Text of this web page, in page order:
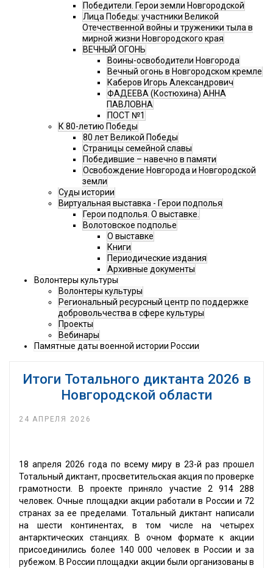
Победители. Герои земли Новгородской
Лица Победы: участники Великой
Отечественной войны и труженики тыла в
мирной жизни Новгородского края
ВЕЧНЫЙ ОГОНЬ
Воины-освободители Новгорода
Вечный огонь в Новгородском кремле
Каберов Игорь Александрович
ФАДЕЕВА (Костюхина) АННА
ПАВЛОВНА
ПОСТ №1
К 80-летию Победы
80 лет Великой Победы
Страницы семейной славы
Победившие – навечно в памяти
Освобождение Новгорода и Новгородской
земли
Суды истории
Виртуальная выставка - Герои подполья
Герои подполья. О выставке.
Волотовское подполье
О выставке
Книги
Периодические издания
Архивные документы
Волонтеры культуры
Волонтеры культуры
Региональный ресурсный центр по поддержке
добровольчества в сфере культуры
Проекты
Вебинары
Памятные даты военной истории России
Итоги Тотального диктанта 2026 в
Новгородской области
24 АПРЕЛЯ 2026
18 апреля 2026 года по всему миру в 23-й раз прошел
Тотальный диктант, просветительская акция по проверке
грамотности. В проекте приняло участие 2 914 288
человек. Очные площадки акции работали в России и 72
странах за ее пределами. Тотальный диктант написали
на шести континентах, в том числе на четырех
антарктических станциях. В очном формате к акции
присоединились более 140 000 человек в России и за
рубежом. В России площадки акции были организованы в